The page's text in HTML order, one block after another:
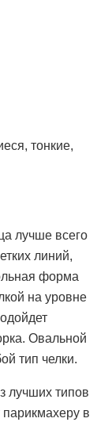
тонкие,
лучше всего
линий,
форма
на уровне
Овальной
тип челки.
лучших типов
в